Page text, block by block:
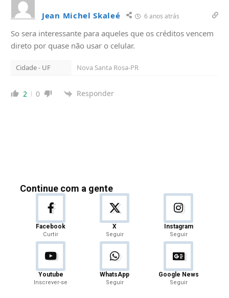
Jean Michel Skaleé 6 anos atrás
So sera interessante para aqueles que os créditos vencem
direto por quase não usar o celular.
Cidade - UF Nova Santa Rosa-PR
2 0 Responder
Continue com a gente
Facebook
Curtir
X
Seguir
Instagram
Seguir
Youtube
Inscrever-se
WhatsApp
Seguir
Google News
Seguir